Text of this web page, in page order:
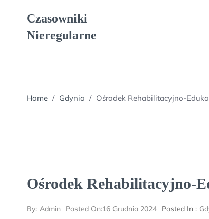
Czasowniki
Nieregularne
Home / Gdynia / Ośrodek Rehabilitacyjno-
Ośrodek Rehabilitacyjno-
By: Admin Posted On:16 Grudnia 2024 Posted In :